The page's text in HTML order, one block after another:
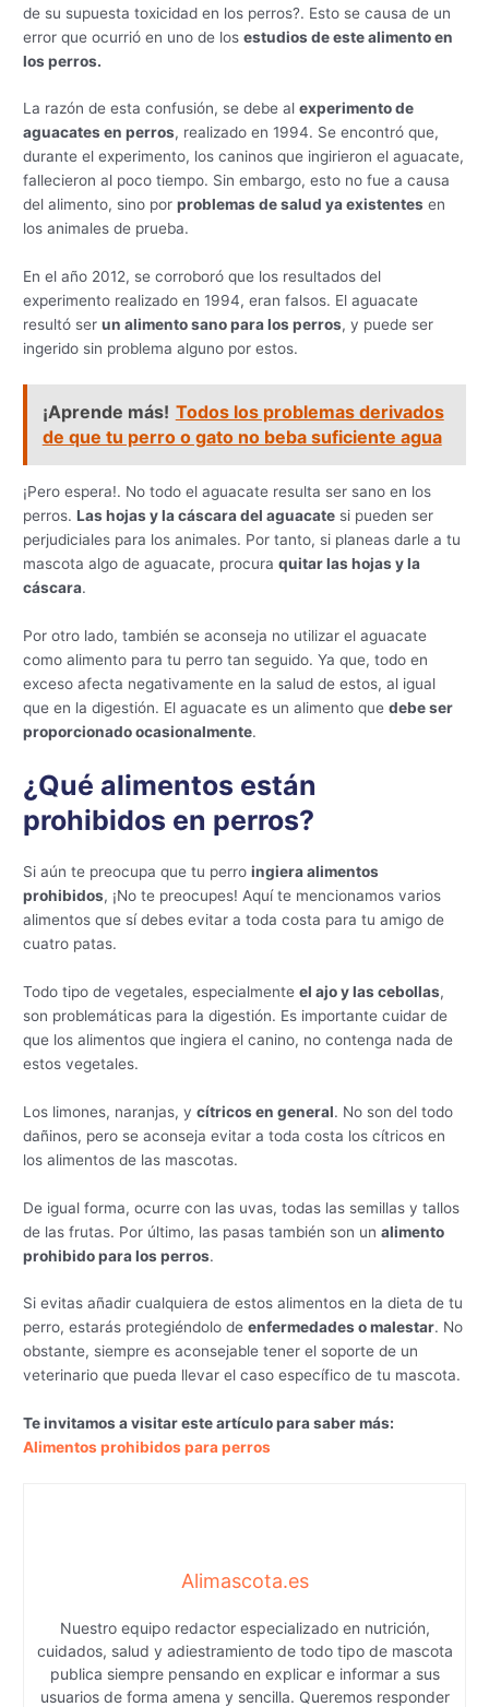
de su supuesta toxicidad en los perros?. Esto se causa de un
error que ocurrió en uno de losestudios de este alimento en
los perros.
La razón de esta confusión, se debe alexperimento de
aguacates en perros, realizado en 1994. Se encontró que,
durante el experimento, los caninos que ingirieron el aguacate,
fallecieron al poco tiempo. Sin embargo, esto no fue a causa
del alimento, sino porproblemas de salud ya existentes en
los animales de prueba.
En el año 2012, se corroboró que los resultados del
experimento realizado en 1994, eran falsos. El aguacate
resultó serun alimento sano para los perros, y puede ser
ingerido sin problema alguno por estos.
¡Aprende más! Todos los problemas derivados
de que tu perro o gato no beba suficiente agua
¡Pero espera!. No todo el aguacate resulta ser sano en los
perros.Las hojas y la cáscara del aguacate si pueden ser
perjudiciales para los animales. Por tanto, si planeas darle a tu
mascota algo de aguacate, procuraquitar las hojas y la
cáscara.
Por otro lado, también se aconseja no utilizar el aguacate
como alimento para tu perro tan seguido. Ya que, todo en
exceso afecta negativamente en la salud de estos, al igual
que en la digestión. El aguacate es un alimento quedebe ser
proporcionado ocasionalmente.
¿Qué alimentos están
prohibidos en perros?
Si aún te preocupa que tu perroingiera alimentos
prohibidos, ¡No te preocupes! Aquí te mencionamos varios
alimentos que sí debes evitar a toda costa para tu amigo de
cuatro patas.
Todo tipo de vegetales, especialmenteel ajo y las cebollas,
son problemáticas para la digestión. Es importante cuidar de
que los alimentos que ingiera el canino, no contenga nada de
estos vegetales.
Los limones, naranjas, ycítricos en general. No son del todo
dañinos, pero se aconseja evitar a toda costa los cítricos en
los alimentos de las mascotas.
De igual forma, ocurre con las uvas, todas las semillas y tallos
de las frutas. Por último, las pasas también son unalimento
prohibido para los perros.
Si evitas añadir cualquiera de estos alimentos en la dieta de tu
perro, estarás protegiéndolo deenfermedades o malestar. No
obstante, siempre es aconsejable tener el soporte de un
veterinario que pueda llevar el caso específico de tu mascota.
Te invitamos a visitar este artículo para saber más:
Alimentos prohibidos para perros
Alimascota.es
Nuestro equipo redactor especializado en nutrición,
cuidados, salud y adiestramiento de todo tipo de mascota
publica siempre pensando en explicar e informar a sus
usuarios de forma amena y sencilla. Queremos responder